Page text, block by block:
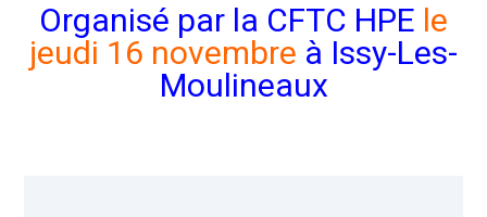
Organisé par la CFTC HPE le
jeudi 16 novembre à Issy-Les-
Moulineaux